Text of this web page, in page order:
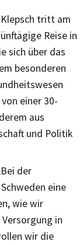
tritt am
Reise in
sich über das
besonderen
einer 30-
aus
und Politik
der
eine
wie wir
in
wir die